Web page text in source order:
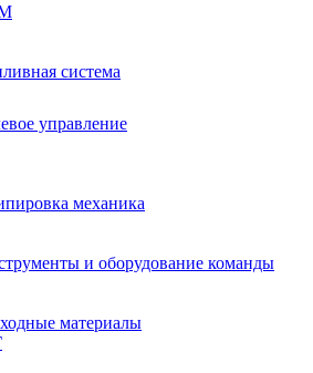
система
управление
механика
и оборудование команды
материалы